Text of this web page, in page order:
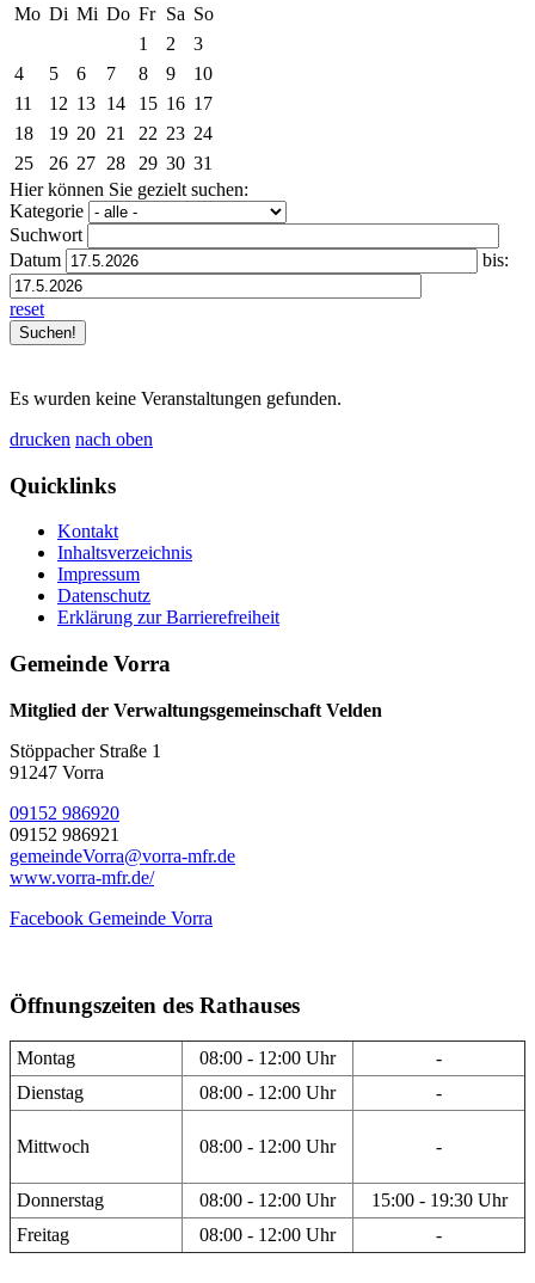
Mo Di Mi Do Fr Sa So
1
2
3
4
5 6 7 8 9
10
11
12 13 14 15 16 17
18
19 20 21 22 23 24
25
26 27 28 29 30 31
Hier können Sie gezielt suchen:
Kategorie
Suchwort
Datum
bis:
reset
Es wurden keine Veranstaltungen gefunden.
drucken nach oben
Quicklinks
Kontakt
Inhaltsverzeichnis
Impressum
Datenschutz
Erklärung zur Barrierefreiheit
Gemeinde Vorra
Mitglied der Verwaltungsgemeinschaft Velden
Stöppacher Straße 1
91247 Vorra
09152 986920
09152 986921
gemeindeVorra@vorra-mfr.de
www.vorra-mfr.de/
Facebook Gemeinde Vorra
Öffnungszeiten des Rathauses
Montag 08:00 - 12:00 Uhr
-
Dienstag
08:00 - 12:00 Uhr -
Mittwoch 08:00 - 12:00 Uhr -
Donnerstag 08:00 - 12:00 Uhr
15:00 - 19:30 Uhr
Freitag
08:00 - 12:00 Uhr -